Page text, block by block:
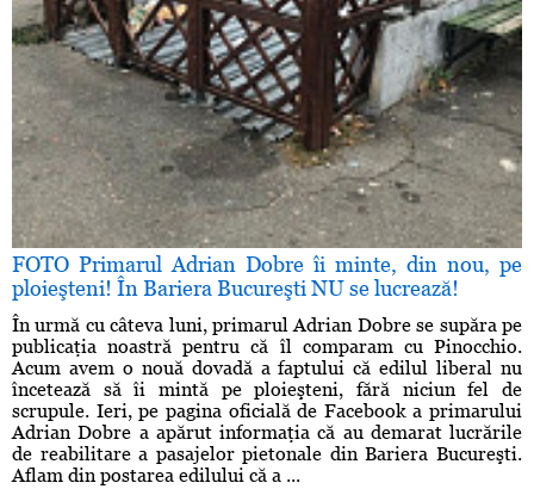
FOTO Primarul Adrian Dobre îi minte, din nou, pe
ploieşteni! În Bariera Bucureşti NU se lucrează!
În urmă cu câteva luni, primarul Adrian Dobre se supăra pe
publicaţia noastră pentru că îl comparam cu Pinocchio.
Acum avem o nouă dovadă a faptului că edilul liberal nu
încetează să îi mintă pe ploieşteni, fără niciun fel de
scrupule. Ieri, pe pagina oficială de Facebook a primarului
Adrian Dobre a apărut informaţia că au demarat lucrările
de reabilitare a pasajelor pietonale din Bariera Bucureşti.
Aflam din postarea edilului că a ...